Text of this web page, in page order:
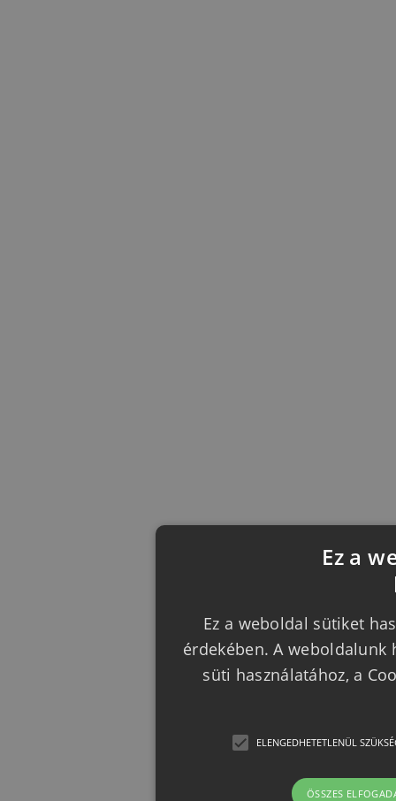
Ez a
Ez a weboldal sütiket
érdekében. A weboldalunk
süti használatához, a
ELENGEDHETETLENÜL
ÖSSZES